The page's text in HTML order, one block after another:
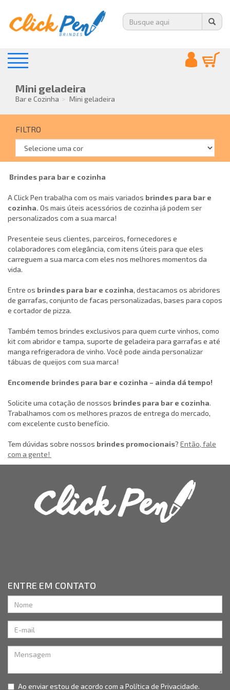
Mini geladeira
Bar e Cozinha Mini geladeira
FILTRO
Brindes para bar e cozinha
A Click Pen trabalha com os mais variados brindes para bar e
cozinha. Os mais úteis acessórios de cozinha já podem ser
personalizados com a sua marca!
Presenteie seus clientes, parceiros, fornecedores e
colaboradores com elegância, com itens úteis para que eles
carreguem a sua marca com eles nos melhores momentos da
vida.
Entre os brindes para bar e cozinha, destacamos os abridores
de garrafas, conjunto de facas personalizadas, bases para copos
e cortador de pizza.
Também temos brindes exclusivos para quem curte vinhos, como
kit com abridor e tampa, suporte de geladeira para garrafas e até
manga refrigeradora de vinho. Você pode ainda personalizar
tábuas de queijos com sua marca!
Encomende brindes para bar e cozinha – ainda dá tempo!
Solicite uma cotação de nossos brindes para bar e cozinha.
Trabalhamos com os melhores prazos de entrega do mercado,
com excelente custo benefício.
Tem dúvidas sobre nossos brindes promocionais? Então, fale
com a gente!
ENTRE EM CONTATO
Ao enviar estou de acordo com a Política de Privacidade.